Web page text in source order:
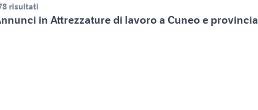
risultati
in Attrezzature di lavoro a Cuneo e provincia